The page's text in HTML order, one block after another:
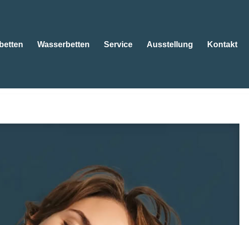
Wasserbetten Service Ausstellung Kontakt
Kissen. Wollen Sie 😴Betten, 😴Wasserbetten,
Wir sind für Sie da ✉.